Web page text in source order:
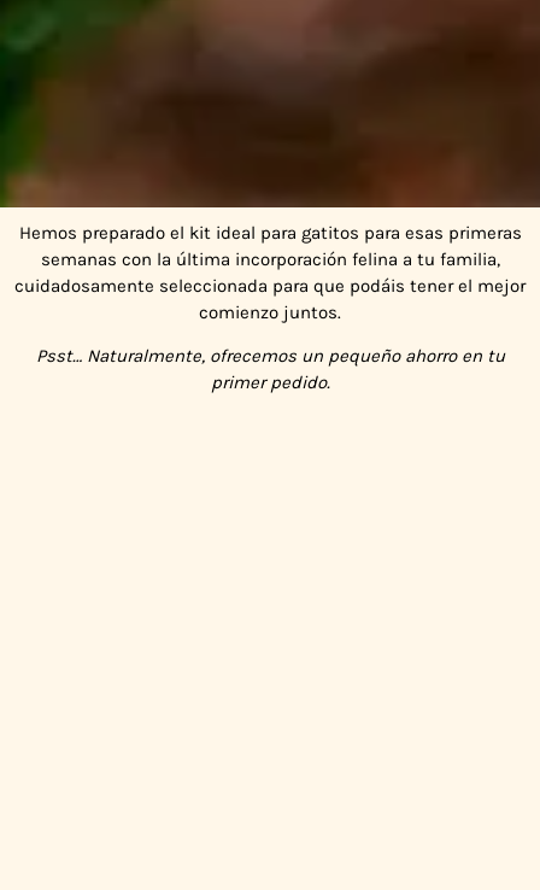
Empieza bien
con el PACK
de gatitos
definitivo
Hemos preparado el kit ideal para gatitos para esas primeras
semanas con la última incorporación felina a tu familia,
cuidadosamente seleccionada para que podáis tener el mejor
comienzo juntos.
Psst… Naturalmente, ofrecemos un pequeño ahorro en tu
primer pedido.